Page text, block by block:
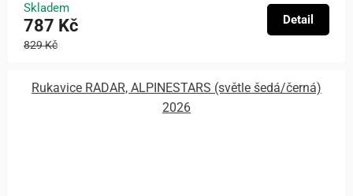
Skladem
787 Kč
829 Kč
Detail
Rukavice RADAR, ALPINESTARS (světle šedá/černá)
2026